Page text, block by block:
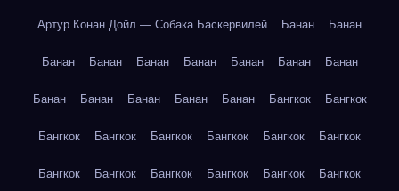
Артур Конан Дойл — Собака Баскервилей Банан Банан
Банан Банан Банан Банан Банан Банан Банан
Банан Банан Банан Банан Банан Бангкок Бангкок
Бангкок Бангкок Бангкок Бангкок Бангкок Бангкок
Бангкок Бангкок Бангкок Бангкок Бангкок Бангкок